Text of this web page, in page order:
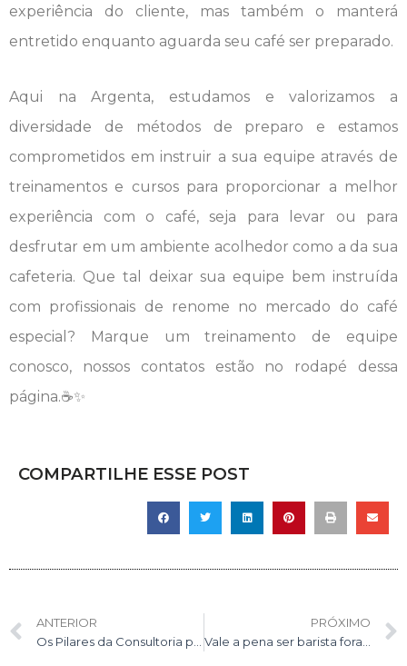
experiência do cliente, mas também o manterá
entretido enquanto aguarda seu café ser preparado.
Aqui na Argenta, estudamos e valorizamos a
diversidade de métodos de preparo e estamos
comprometidos em instruir a sua equipe através de
treinamentos e cursos para proporcionar a melhor
experiência com o café, seja para levar ou para
desfrutar em um ambiente acolhedor como a da sua
cafeteria. Que tal deixar sua equipe bem instruída
com profissionais de renome no mercado do café
especial? Marque um treinamento de equipe
conosco, nossos contatos estão no rodapé dessa
página.☕✨
COMPARTILHE ESSE POST
Anterior
ANTERIOR
PRÓXIMO